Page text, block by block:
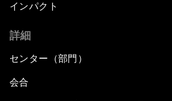
インパクト
詳細
センター（部門）
会合